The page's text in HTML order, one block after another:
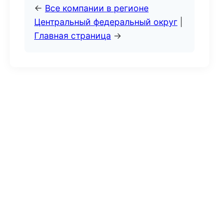
← Все компании в регионе
Центральный федеральный округ
Главная страница →